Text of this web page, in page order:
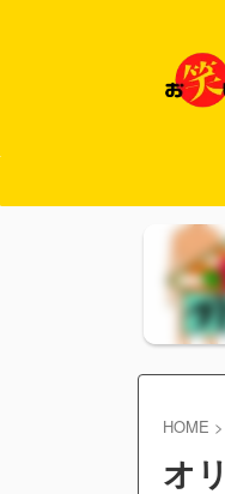
HOME >
オ